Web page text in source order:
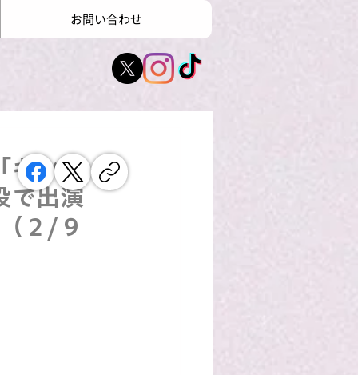
お問い合わせ
キンパ
で出演
２/９